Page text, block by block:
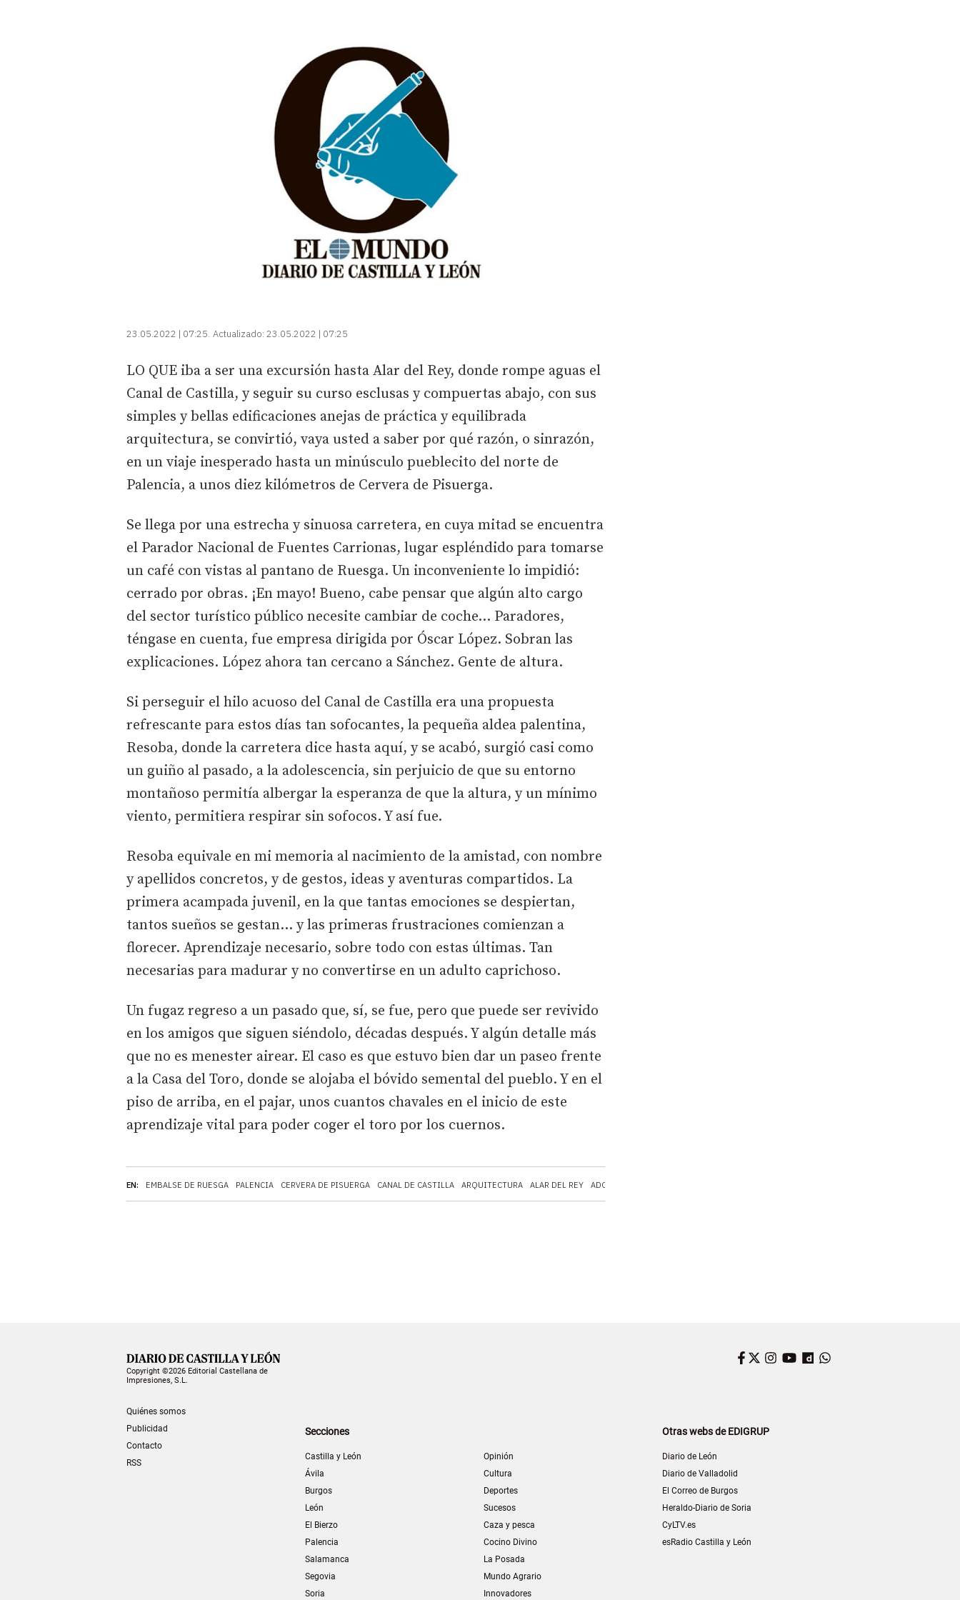
23.05.2022 | 07:25 Actualizado: 23.05.2022 | 07:25
EN: EMBALSE DE RUESGA PALENCIA CERVERA DE PISUERGA CANAL DE CASTILLA ARQUITECTURA ALAR DEL REY ADOLESCENCIA
LO QUE iba a ser una excursión hasta Alar del Rey, donde rompe aguas el
Canal de Castilla, y seguir su curso esclusas y compuertas abajo, con sus
simples y bellas edificaciones anejas de práctica y equilibrada
arquitectura, se convirtió, vaya usted a saber por qué razón, o sinrazón,
en un viaje inesperado hasta un minúsculo pueblecito del norte de
Palencia, a unos diez kilómetros de Cervera de Pisuerga.
Se llega por una estrecha y sinuosa carretera, en cuya mitad se encuentra
el Parador Nacional de Fuentes Carrionas, lugar espléndido para tomarse
un café con vistas al pantano de Ruesga. Un inconveniente lo impidió:
cerrado por obras. ¡En mayo! Bueno, cabe pensar que algún alto cargo
del sector turístico público necesite cambiar de coche… Paradores,
téngase en cuenta, fue empresa dirigida por Óscar López. Sobran las
explicaciones. López ahora tan cercano a Sánchez. Gente de altura.
Si perseguir el hilo acuoso del Canal de Castilla era una propuesta
refrescante para estos días tan sofocantes, la pequeña aldea palentina,
Resoba, donde la carretera dice hasta aquí, y se acabó, surgió casi como
un guiño al pasado, a la adolescencia, sin perjuicio de que su entorno
montañoso permitía albergar la esperanza de que la altura, y un mínimo
viento, permitiera respirar sin sofocos. Y así fue.
Resoba equivale en mi memoria al nacimiento de la amistad, con nombre
y apellidos concretos, y de gestos, ideas y aventuras compartidos. La
primera acampada juvenil, en la que tantas emociones se despiertan,
tantos sueños se gestan… y las primeras frustraciones comienzan a
florecer. Aprendizaje necesario, sobre todo con estas últimas. Tan
necesarias para madurar y no convertirse en un adulto caprichoso.
Un fugaz regreso a un pasado que, sí, se fue, pero que puede ser revivido
en los amigos que siguen siéndolo, décadas después. Y algún detalle más
que no es menester airear. El caso es que estuvo bien dar un paseo frente
a la Casa del Toro, donde se alojaba el bóvido semental del pueblo. Y en el
piso de arriba, en el pajar, unos cuantos chavales en el inicio de este
aprendizaje vital para poder coger el toro por los cuernos.
Copyright ©2026 Editorial Castellana de
Impresiones, S.L.
Quiénes somos
Publicidad
Contacto
RSS
Facebook
Twitter
Instagram
YouTube
Dailymotion
Secciones
Castilla y León
Ávila
Burgos
León
El Bierzo
Palencia
Salamanca
Segovia
Soria
Opinión
Cultura
Deportes
Sucesos
Caza y pesca
Cocino Divino
La Posada
Mundo Agrario
Innovadores
Otras webs de EDIGRUP
Diario de León
Diario de Valladolid
El Correo de Burgos
Heraldo-Diario de Soria
CyLTV.es
esRadio Castilla y León